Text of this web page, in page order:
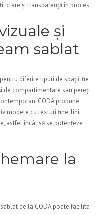
clare și transparență în proces.
și
sablat
diferite tipuri de spații, fie
de compartimentare sau pereți
CODA propune
modele cu texturi fine, linii
astfel încât să se potențeze
la
de la CODA poate facilita